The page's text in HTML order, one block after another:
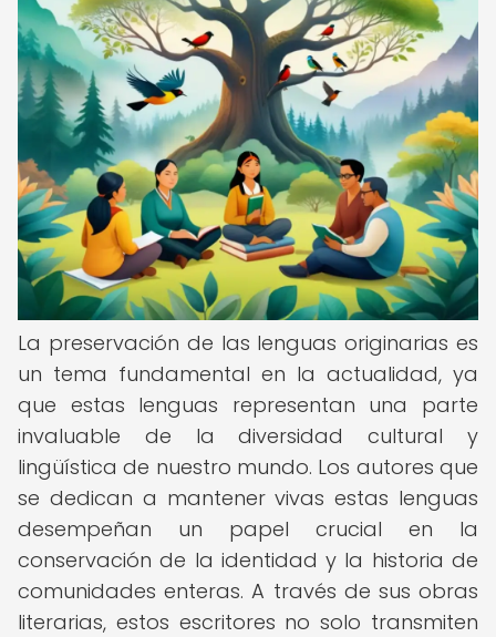
La preservación de las lenguas originarias es
un tema fundamental en la actualidad, ya
que estas lenguas representan una parte
invaluable de la diversidad cultural y
lingüística de nuestro mundo. Los autores que
se dedican a mantener vivas estas lenguas
desempeñan un papel crucial en la
conservación de la identidad y la historia de
comunidades enteras. A través de sus obras
literarias, estos escritores no solo transmiten